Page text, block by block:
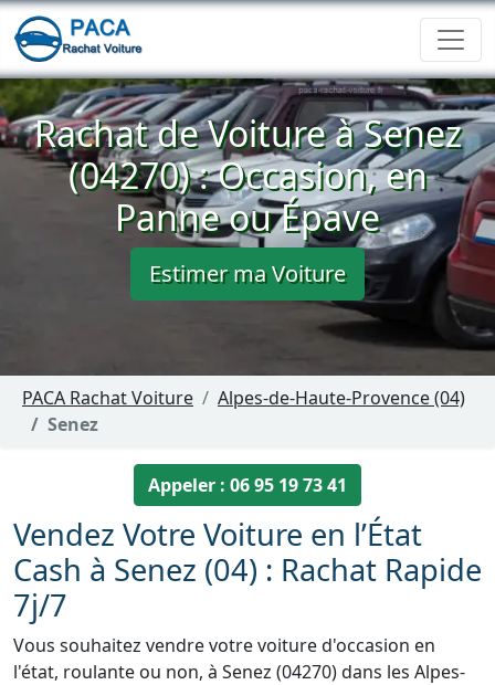
Rachat de Voiture à Senez
(04270) : Occasion, en
Panne ou Épave
Estimer ma Voiture
PACA Rachat Voiture
Alpes-de-Haute-Provence (04)
Senez
Appeler : 06 95 19 73 41
Vendez Votre Voiture en l’État
Cash à Senez (04) : Rachat Rapide
7j/7
Vous souhaitez vendre votre voiture d'occasion en
l'état, roulante ou non, à Senez (04270) dans les Alpes-